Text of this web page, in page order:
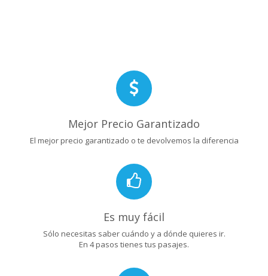
Mejor Precio Garantizado
El mejor precio garantizado o te devolvemos la diferencia
Es muy fácil
Sólo necesitas saber cuándo y a dónde quieres ir.
En 4 pasos tienes tus pasajes.